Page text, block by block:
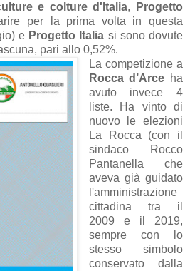
e colture d'Italia,
Progetto
per la prima volta in questa
e Progetto Italia si sono dovute
pari allo 0,52%.
La competizione a
Rocca d’Arce ha
avuto invece 4
liste. Ha vinto di
nuovo le elezioni
La Rocca (con il
sindaco Rocco
Pantanella che
aveva già guidato
l'amministrazione
cittadina tra il
2009 e il 2019,
sempre con lo
stesso simbolo
conservato dalla